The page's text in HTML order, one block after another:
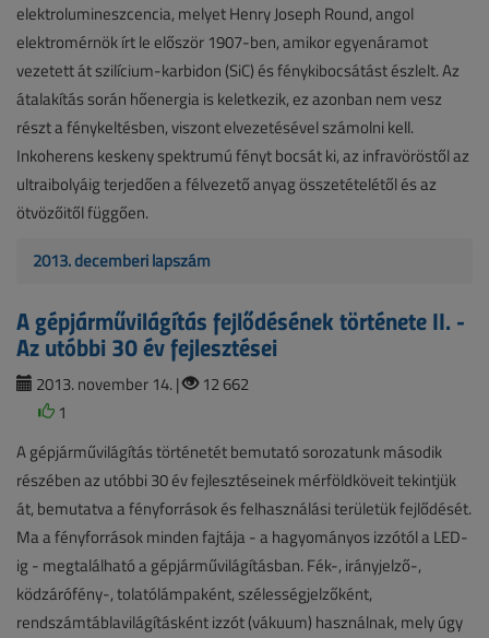
elektrolumineszcencia, melyet Henry Joseph Round, angol
elektromérnök írt le először 1907-ben, amikor egyenáramot
vezetett át szilícium-karbidon (SiC) és fénykibocsátást észlelt. Az
átalakítás során hőenergia is keletkezik, ez azonban nem vesz
részt a fénykeltésben, viszont elvezetésével számolni kell.
Inkoherens keskeny spektrumú fényt bocsát ki, az infravöröstől az
ultraibolyáig terjedően a félvezető anyag összetételétől és az
ötvözőitől függően.
2013. decemberi lapszám
A gépjárművilágítás fejlődésének története II. -
Az utóbbi 30 év fejlesztései
2013. november 14. |
12 662
1
A gépjárművilágítás történetét bemutató sorozatunk második
részében az utóbbi 30 év fejlesztéseinek mérföldköveit tekintjük
át, bemutatva a fényforrások és felhasználási területük fejlődését.
Ma a fényforrások minden fajtája - a hagyományos izzótól a LED-
ig - megtalálható a gépjárművilágításban. Fék-, irányjelző-,
ködzárófény-, tolatólámpaként, szélességjelzőként,
rendszámtáblavilágításként izzót (vákuum) használnak, mely úgy